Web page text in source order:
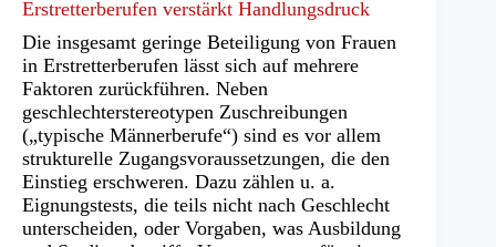
Erstretterberufen verstärkt Handlungsdruck
Die insgesamt geringe Beteiligung von Frauen
in Erstretterberufen lässt sich auf mehrere
Faktoren zurückführen. Neben
geschlechterstereotypen Zuschreibungen
(„typische Männerberufe“) sind es vor allem
strukturelle Zugangsvoraussetzungen, die den
Einstieg erschweren. Dazu zählen u. a.
Eignungstests, die teils nicht nach Geschlecht
unterscheiden, oder Vorgaben, was Ausbildung